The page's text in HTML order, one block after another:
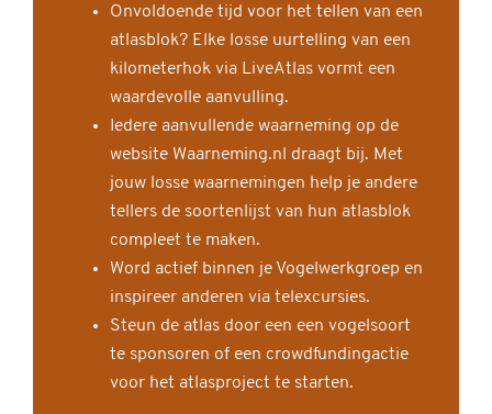
Onvoldoende tijd voor het tellen van een
atlasblok? Elke losse uurtelling van een
kilometerhok via LiveAtlas vormt een
waardevolle aanvulling.
Iedere aanvullende waarneming op de
website Waarneming.nl draagt bij. Met
jouw losse waarnemingen help je andere
tellers de soortenlijst van hun atlasblok
compleet te maken.
Word actief binnen je Vogelwerkgroep en
inspireer anderen via telexcursies.
Steun de atlas door een een vogelsoort
te sponsoren of een crowdfundingactie
voor het atlasproject te starten.